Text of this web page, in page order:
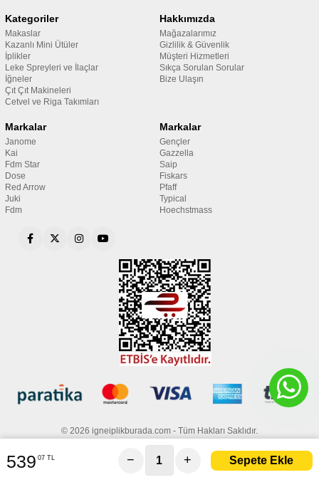
Kategoriler
Makaslar
Kazanlı Mini Ütüler
İplikler
Leke Spreyleri ve İlaçlar
İğneler
Çıt Çıt Makineleri
Cetvel ve Riga Takımları
Hakkımızda
Mağazalarımız
Gizlilik & Güvenlik
Müşteri Hizmetleri
Sıkça Sorulan Sorular
Bize Ulaşın
Markalar
Janome
Kai
Fdm Star
Dose
Red Arrow
Juki
Fdm
Markalar
Gençler
Gazzella
Saip
Fiskars
Pfaff
Typical
Hoechstmass
© 2026 igneiplikburada.com - Tüm Hakları Saklıdır.
539 07 TL − +